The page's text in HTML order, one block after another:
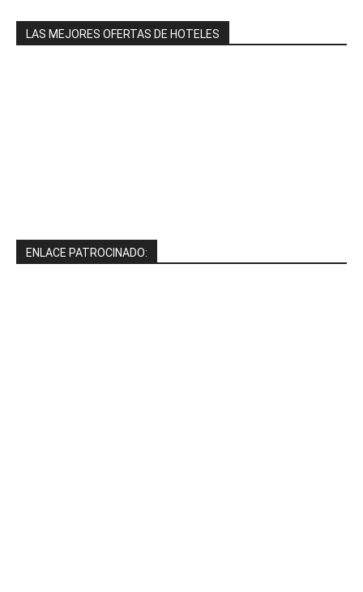
LAS MEJORES OFERTAS DE HOTELES
ENLACE PATROCINADO: